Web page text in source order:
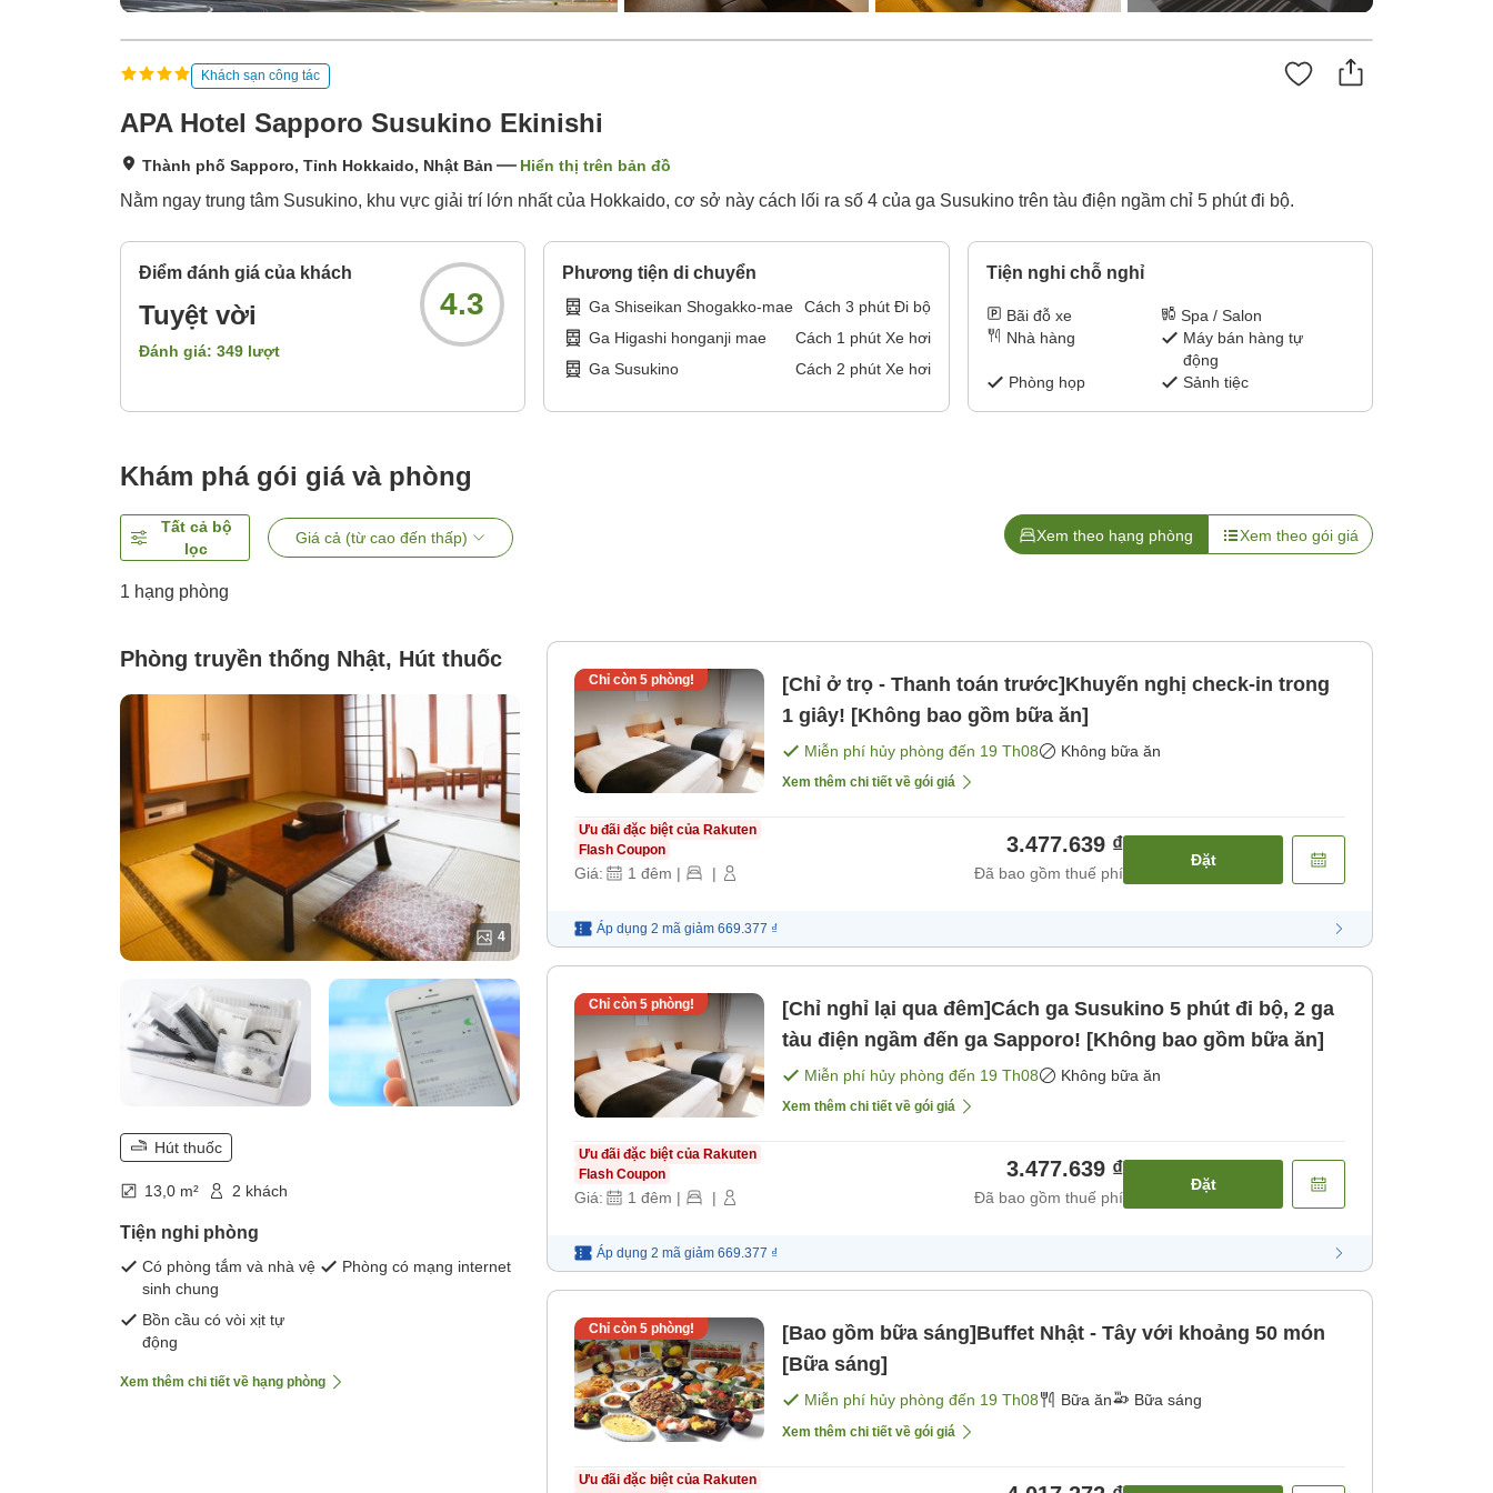
Khách sạn công tác
APA Hotel Sapporo Susukino Ekinishi
Thành phố Sapporo, Tỉnh Hokkaido, Nhật Bản Hiển thị trên bản đồ
Nằm ngay trung tâm Susukino, khu vực giải trí lớn nhất của Hokkaido, cơ sở này cách lối ra số 4 của ga Susukino trên tàu điện ngầm chỉ 5 phút đi bộ.
Điểm đánh giá của khách
Tuyệt vời
Đánh giá: 349 lượt
4.3
Phương tiện di chuyển
Ga Shiseikan Shogakko-mae Cách 3 phút Đi bộ
Ga Higashi honganji mae
Cách 1 phút Xe hơi
Ga Susukino
Cách 2 phút Xe hơi
Tiện nghi chỗ nghỉ
Bãi đỗ xe
Spa / Salon
Nhà hàng
Máy bán hàng tự
động
Phòng họp
Sảnh tiệc
Khám phá gói giá và phòng
Tất cả bộ
lọc
Giá cả (từ cao đến thấp) Xem theo hạng phòng Xem theo gói giá
1 hạng phòng
Phòng truyền thống Nhật, Hút thuốc
4
Hút thuốc
13,0 m² 2 khách
Tiện nghi phòng
Có phòng tắm và nhà vệ
sinh chung
Phòng có mạng internet
Bồn cầu có vòi xịt tự
động
Xem thêm chi tiết về hạng phòng
Chỉ còn 5phòng!
[Chỉ ở trọ - Thanh toán trước]Khuyến nghị check-in trong
1 giây! [Không bao gồm bữa ăn]
Miễn phí hủy phòng đến 19 Th08 Không bữa ăn
Xem thêm chi tiết về gói giá
Ưu đãi đặc biệt của Rakuten
Flash Coupon
Giá: 1 đêm | |
3.477.639 ₫
Đã bao gồm thuế phí
Đặt
Áp dụng 2 mã giảm 669.377 ₫
Chỉ còn 5phòng!
[Chỉ nghỉ lại qua đêm]Cách ga Susukino 5 phút đi bộ, 2 ga
tàu điện ngầm đến ga Sapporo! [Không bao gồm bữa ăn]
Miễn phí hủy phòng đến 19 Th08 Không bữa ăn
Xem thêm chi tiết về gói giá
Ưu đãi đặc biệt của Rakuten
Flash Coupon
Giá: 1 đêm | |
3.477.639 ₫
Đã bao gồm thuế phí
Đặt
Áp dụng 2 mã giảm 669.377 ₫
Chỉ còn 5phòng!
[Bao gồm bữa sáng]Buffet Nhật - Tây với khoảng 50 món
[Bữa sáng]
Miễn phí hủy phòng đến 19 Th08 Bữa ăn Bữa sáng
Xem thêm chi tiết về gói giá
Ưu đãi đặc biệt của Rakuten